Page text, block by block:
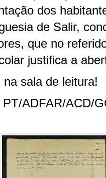
dos
de Salir,
que no
justifica a
sala de leitura!
ADFAR/ACD/